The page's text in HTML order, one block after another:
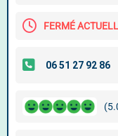
FERMÉ